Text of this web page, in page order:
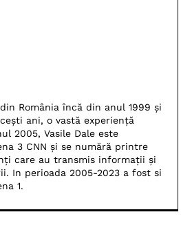
România încă din anul 1999 și
ani, o vastă experiență
2005, Vasile Dale este
3 CNN și se numără printre
care au transmis informații și
In perioada 2005-2023 a fost si
1.